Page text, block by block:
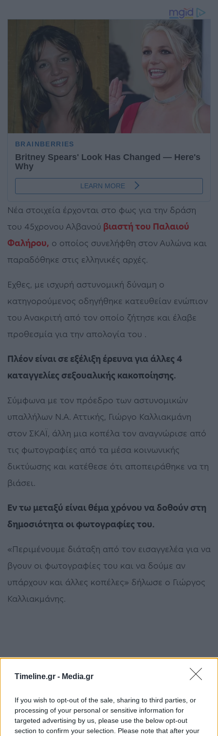
Timeline.gr - Media.gr
If you wish to opt-out of the sale, sharing to third parties, or
processing of your personal or sensitive information for
targeted advertising by us, please use the below opt-out
section to confirm your selection. Please note that after your
Νέα στοιχεία έρχονται στο φως για την δράση
του 45χρονου Αλβανού βιαστή του Παλαιού
Φαλήρου, ο οποίος συνελήφθη στον Αυλώνα και
παραδόθηκε στις ελληνικές αρχές.
Εχθες, με ισχυρή αστυνομική δύναμη ο
κατηγορούμενος οδηγήθηκε κατευθείαν ενώπιον
του Ανακριτή από τον οποίο ζήτησε και έλαβε
προθεσμία για την απολογία του .
Πλέον είναι σε εξέλιξη έρευνα για άλλες 4
καταγγελίες σεξουαλικής κακοποίησης.
Σύμφωνα με τον πρόεδρο των αστυνομικών
υπαλλήλων Ν.Α. Αττικής, Γιώργο Καλλιακμάνη
στον ΣΚΑΪ, άλλη μια κοπέλα τον αναγνώρισε από
τις φωτογραφίες από τα μέσα κοινωνικής
δικτύωσης και κατέθεσε ότι αποπειράθηκε να τη
βιάσει.
Εν τω μεταξύ είναι θέμα χρόνου να δοθούν στη
δημοσιότητα οι φωτογραφίες του.
«Περιμένουμε διάταξη από τον εισαγγελέα για να
βγουν οι φωτογραφίες του και να δούμε αν
υπάρχουν και άλλες κοπέλες» δήλωσε ο Γιώργος
Καλλιακμάνης.
Βιαστής ΓΥΝΑΙΚΕΣ Ελληνική Αστυνομία - ΕΛΑΣ
έρευνες
Παλαιό Φάληρο
φωτογραφίες